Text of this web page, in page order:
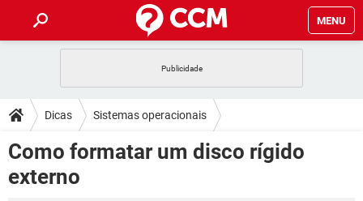
MENU
CELULAR FACEBOOK
OUTLOOK EXCEL
INSTAGRAM
DICAS
JOGOS WHATSAPP
CELULAR FACEBOOK
DOWNLOADS
JOGOS
FÓRUM
Dicas Sistemas operacionais
Como formatar um disco rígido
externo